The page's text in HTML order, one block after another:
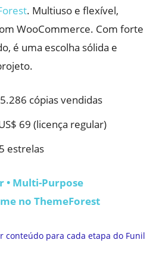
. Multiuso e flexível,
WooCommerce. Com forte
é uma escolha sólida e
cópias vendidas
69 (licença regular)
estrelas
• Multi-Purpose
no ThemeForest